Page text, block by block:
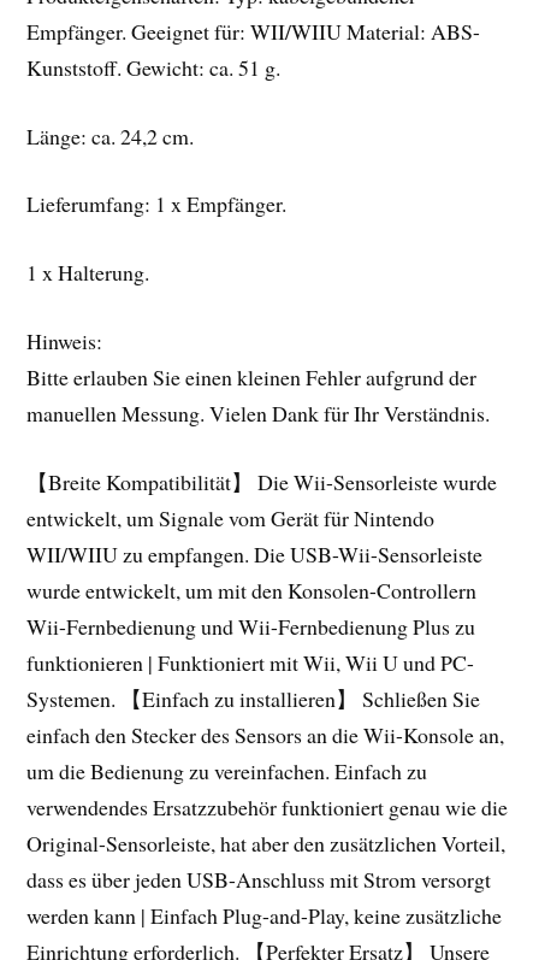
Empfänger. Geeignet für: WII/WIIU Material: ABS-
Kunststoff. Gewicht: ca. 51 g.
Länge: ca. 24,2 cm.
Lieferumfang: 1 x Empfänger.
1 x Halterung.
Hinweis:
Bitte erlauben Sie einen kleinen Fehler aufgrund der
manuellen Messung. Vielen Dank für Ihr Verständnis.
【Breite Kompatibilität】 Die Wii-Sensorleiste wurde
entwickelt, um Signale vom Gerät für Nintendo
WII/WIIU zu empfangen. Die USB-Wii-Sensorleiste
wurde entwickelt, um mit den Konsolen-Controllern
Wii-Fernbedienung und Wii-Fernbedienung Plus zu
funktionieren | Funktioniert mit Wii, Wii U und PC-
Systemen. 【Einfach zu installieren】 Schließen Sie
einfach den Stecker des Sensors an die Wii-Konsole an,
um die Bedienung zu vereinfachen. Einfach zu
verwendendes Ersatzzubehör funktioniert genau wie die
Original-Sensorleiste, hat aber den zusätzlichen Vorteil,
dass es über jeden USB-Anschluss mit Strom versorgt
werden kann | Einfach Plug-and-Play, keine zusätzliche
Einrichtung erforderlich. 【Perfekter Ersatz】 Unsere